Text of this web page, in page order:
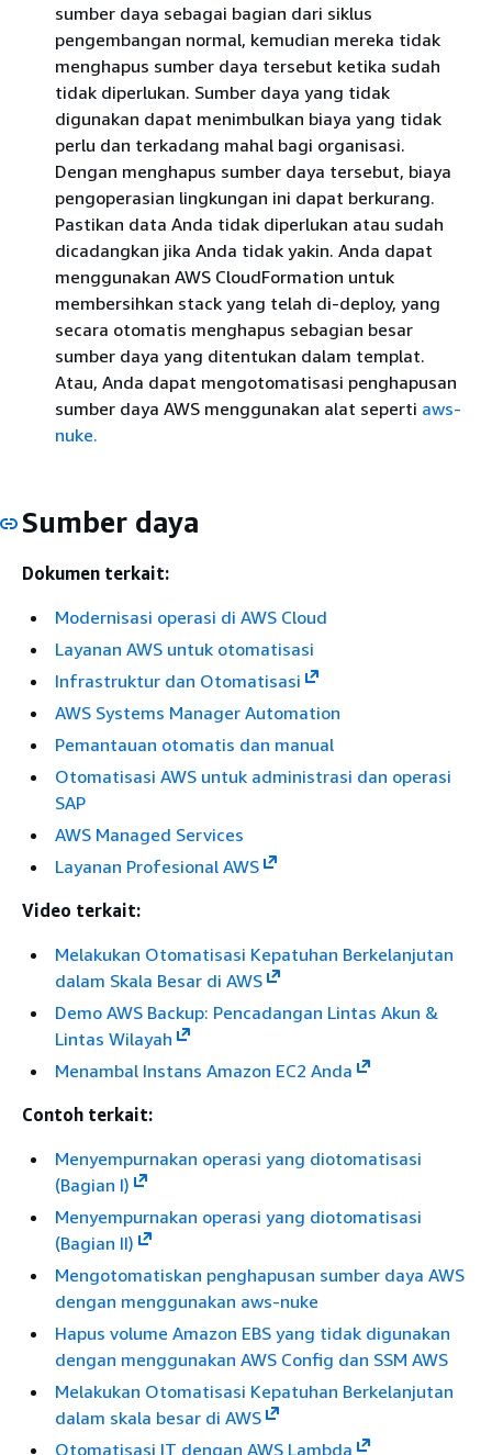
sumber daya sebagai bagian dari siklus
pengembangan normal, kemudian mereka tidak
menghapus sumber daya tersebut ketika sudah
tidak diperlukan. Sumber daya yang tidak
digunakan dapat menimbulkan biaya yang tidak
perlu dan terkadang mahal bagi organisasi.
Dengan menghapus sumber daya tersebut, biaya
pengoperasian lingkungan ini dapat berkurang.
Pastikan data Anda tidak diperlukan atau sudah
dicadangkan jika Anda tidak yakin. Anda dapat
menggunakan AWS CloudFormation untuk
membersihkan stack yang telah di-deploy, yang
secara otomatis menghapus sebagian besar
sumber daya yang ditentukan dalam templat.
Atau, Anda dapat mengotomatisasi penghapusan
sumber daya AWS menggunakan alat seperti aws-
nuke.
Sumber daya
Dokumen terkait:
Modernisasi operasi di AWS Cloud
Layanan AWS untuk otomatisasi
Infrastruktur dan Otomatisasi
AWS Systems Manager Automation
Pemantauan otomatis dan manual
Otomatisasi AWS untuk administrasi dan operasi
SAP
AWS Managed Services
Layanan Profesional AWS
Video terkait:
Melakukan Otomatisasi Kepatuhan Berkelanjutan
dalam Skala Besar di AWS
Demo AWS Backup: Pencadangan Lintas Akun &
Lintas Wilayah
Menambal Instans Amazon EC2 Anda
Contoh terkait:
Menyempurnakan operasi yang diotomatisasi
(Bagian I)
Menyempurnakan operasi yang diotomatisasi
(Bagian II)
Mengotomatiskan penghapusan sumber daya AWS
dengan menggunakan aws-nuke
Hapus volume Amazon EBS yang tidak digunakan
dengan menggunakan AWS Config dan SSM AWS
Melakukan Otomatisasi Kepatuhan Berkelanjutan
dalam skala besar di AWS
Otomatisasi IT dengan AWS Lambda